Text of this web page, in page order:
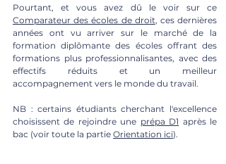
Comparateur des écoles de droit, ces dernières
années ont vu arriver sur le marché de la
formation diplômante des écoles offrant des
formations plus professionnalisantes, avec des
effectifs réduits et un meilleur
accompagnement vers le monde du travail.
NB : certains étudiants cherchant l'excellence
choisissent de rejoindre une prépa D1 après le
bac (voir toute la partie Orientation ici).